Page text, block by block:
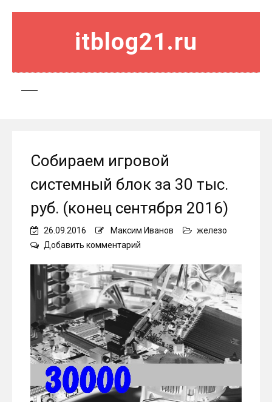
itblog21.ru
Собираем игровой
системный блок за 30 тыс.
руб. (конец сентября 2016)
26.09.2016 Максим Иванов
железо
Добавить комментарий
игровой
системный
блок
за
30
тыс.
руб.
(конец